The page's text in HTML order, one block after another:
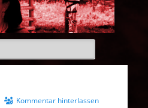
Kommentar hinterlassen